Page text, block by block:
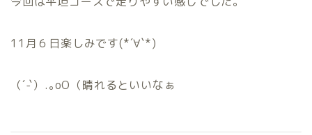
11月６日楽しみです(*´∀`*)
（´-`）.｡oO（晴れるといいなぁ